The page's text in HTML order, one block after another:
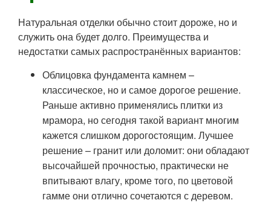
Натуральная отделки обычно стоит дороже, но и
служить она будет долго. Преимущества и
недостатки самых распространённых вариантов:
Облицовка фундамента камнем –
классическое, но и самое дорогое решение.
Раньше активно применялись плитки из
мрамора, но сегодня такой вариант многим
кажется слишком дорогостоящим. Лучшее
решение – гранит или доломит: они обладают
высочайшей прочностью, практически не
впитывают влагу, кроме того, по цветовой
гамме они отлично сочетаются с деревом.